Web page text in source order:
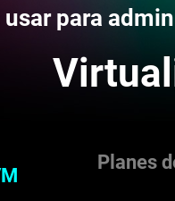
usar para
Planes